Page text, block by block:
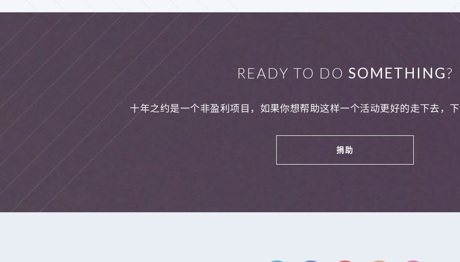
READY TO DO SOMETHING?
十年之约是一个非盈利项目，如果你想帮助这样一个活动更好的走下去，
捐助